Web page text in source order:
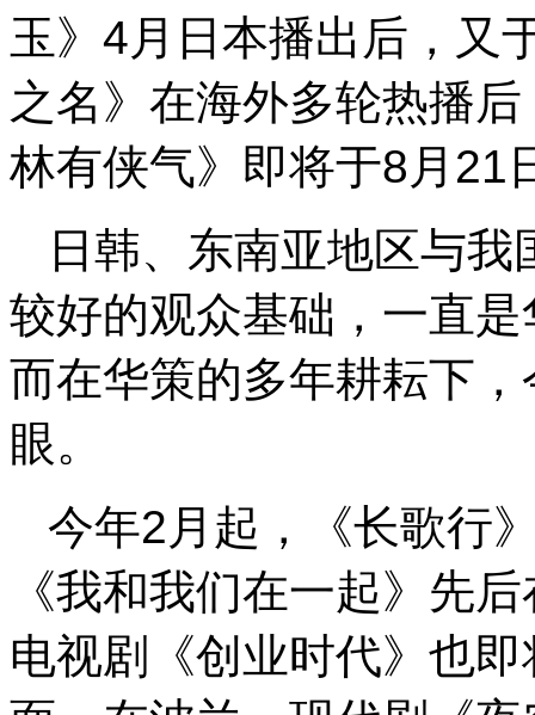
玉》4月日本播出后，又
之名》在海外多轮热播
林有侠气》即将于8月21
日韩、东南亚地区与
较好的观众基础，一直
而在华策的多年耕耘下
眼。
今年2月起，《长歌行
《我和我们在一起》先
电视剧《创业时代》也